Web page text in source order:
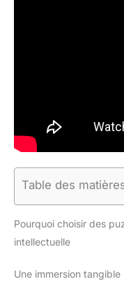
Table des
Pourquoi choisir des
intellectuelle
Une immersion tangible